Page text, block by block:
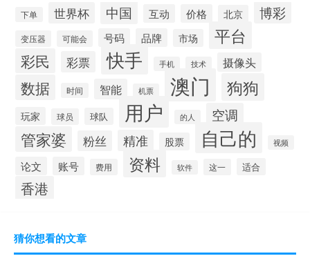
下单 世界杯 中国 互动 价格 北京 博彩
变压器 可能会 号码 品牌 市场 平台
彩民 彩票 快手 手机 技术 摄像头
数据 时间 智能 机票 澳门 狗狗
玩家 球员 球队 用户 的人 空调
管家婆 粉丝 精准 股票 自己的 视频
论文 账号 费用 资料 软件 这一 适合
香港
猜你想看的文章